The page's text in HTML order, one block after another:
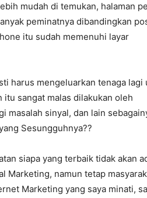
mudah di temukan, halaman
peminatnya dibandingkan
itu sudah memenuhi layar
harus mengeluarkan tenaga lagi
sangat malas dilakukan oleh
masalah sinyal, dan lain
Sesungguhnya??
siapa yang terbaik tidak akan
Marketing, namun tetap
Marketing yang saya minati,